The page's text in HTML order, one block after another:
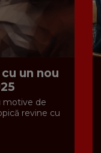
un nou
motive de
revine cu